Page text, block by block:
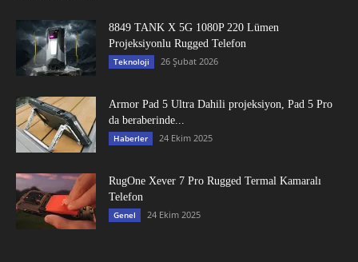
8849 TANK X 5G 1080P 220 Lümen
Projeksiyonlu Rugged Telefon
Teknoloji 26 Şubat 2026
Armor Pad 5 Ultra Dahili projeksiyon, Pad 5 Pro
da beraberinde...
Haberler 24 Ekim 2025
RugOne Xever 7 Pro Rugged Termal Kamaralı
Telefon
Genel 24 Ekim 2025